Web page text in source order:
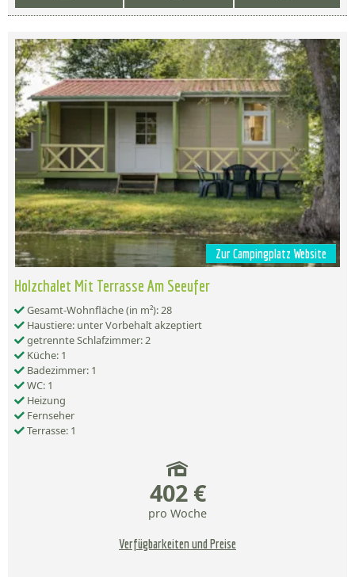
Zur Campingplatz Website
Holzchalet Mit Terrasse Am Seeufer
Gesamt-Wohnfläche (in m²): 28
Haustiere: unter Vorbehalt akzeptiert
getrennte Schlafzimmer: 2
Küche: 1
Badezimmer: 1
WC: 1
Heizung
Fernseher
Terrasse: 1
402 €
pro Woche
Verfügbarkeiten und Preise